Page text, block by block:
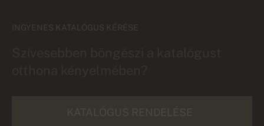
INGYENES KATALÓGUS KÉRÉSE